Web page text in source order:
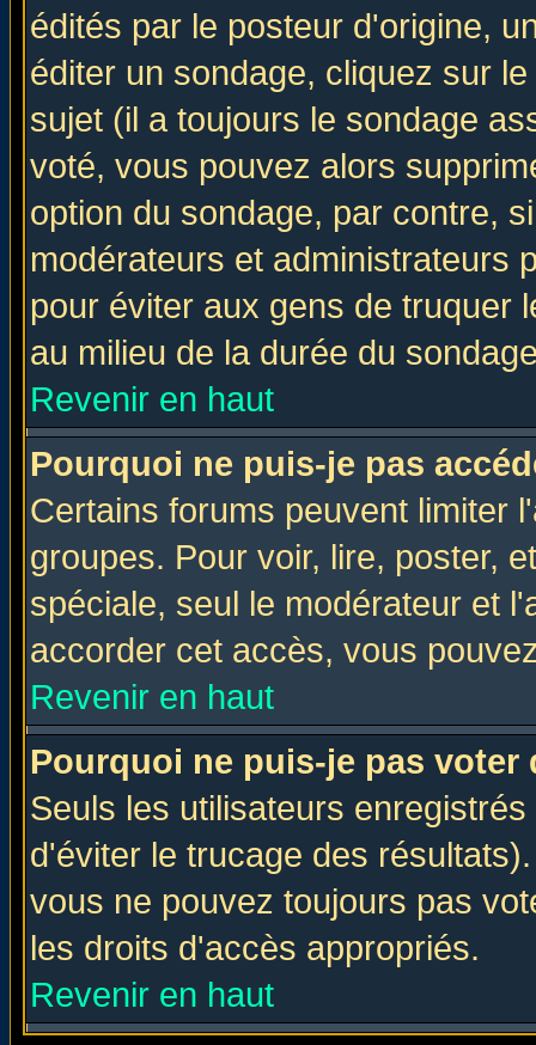
édités par le posteur d'origine,
éditer un sondage, cliquez sur
sujet (il a toujours le sondage
voté, vous pouvez alors
option du sondage, par contre,
modérateurs et administrateurs
pour éviter aux gens de truquer
au milieu de la durée du
Revenir en haut
Pourquoi ne puis-je pas
Certains forums peuvent limiter
groupes. Pour voir, lire, poster,
spéciale, seul le modérateur et
accorder cet accès, vous
Revenir en haut
Pourquoi ne puis-je pas voter
Seuls les utilisateurs
d'éviter le trucage des
vous ne pouvez toujours pas
les droits d'accès appropriés.
Revenir en haut